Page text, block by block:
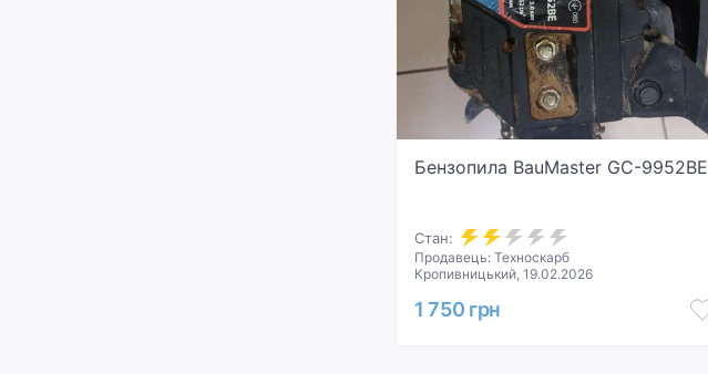
Бензопила BauMaster GC-9952BE
Стан:
Продавець: Техноскарб
Кропивницький, 19.02.2026
1 750 грн